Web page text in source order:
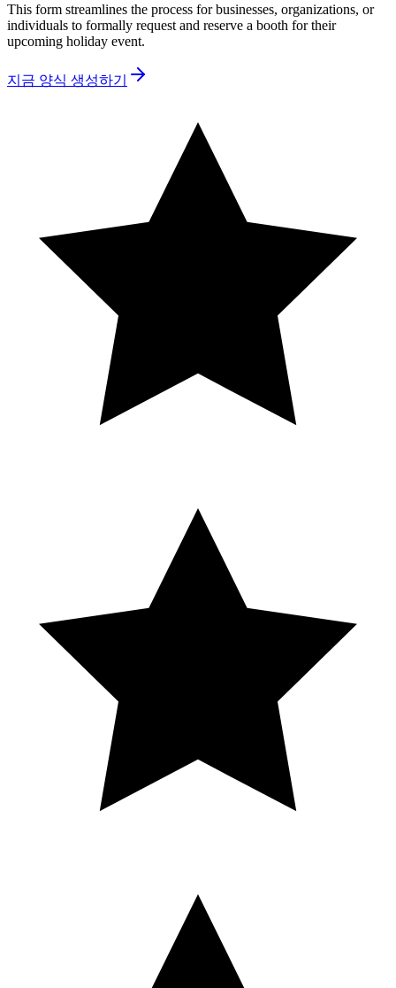
This form streamlines the process for businesses, organizations, or
individuals to formally request and reserve a booth for their
upcoming holiday event.
지금 양식 생성하기